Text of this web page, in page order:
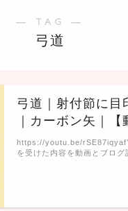
― TAG ―
弓道
弓道｜射付節に目
｜カーボン矢｜【
https://youtu.be/
を受けた内容を動画とブログ